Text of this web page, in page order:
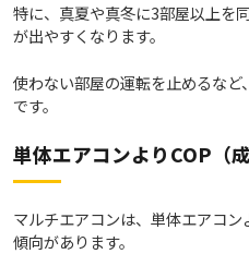
特に、真夏や真冬に3部屋以上を
が出やすくなります。
使わない部屋の運転を止めるな
です。
単体エアコンよりCOP（
マルチエアコンは、単体エアコ
傾向があります。